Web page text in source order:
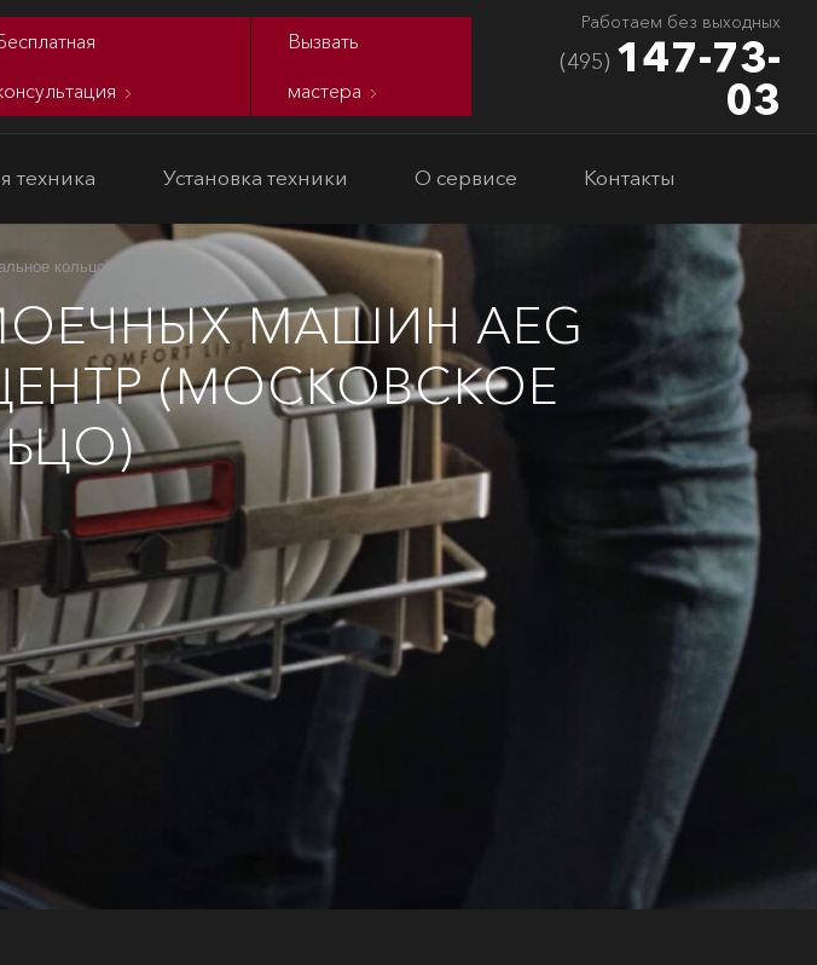
Вызвать
мастера
Работаем без выходных
(495) 147-73-
03
техника Установка техники О сервисе Контакты
кольцо)
МАШИН AEG
(МОСКОВСКОЕ